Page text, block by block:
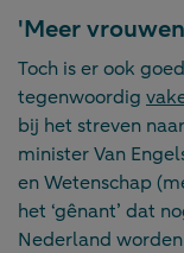
'Meer
Toch is er ook
tegenwoordig
bij het streven
minister Van
en Wetenschap
het ‘gênant’ dat
Nederland